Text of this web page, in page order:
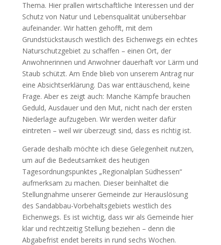
Thema. Hier prallen wirtschaftliche Interessen und der
Schutz von Natur und Lebensqualität unübersehbar
aufeinander. Wir hatten gehofft, mit dem
Grundstückstausch westlich des Eichenwegs ein echtes
Naturschutzgebiet zu schaffen – einen Ort, der
Anwohnerinnen und Anwohner dauerhaft vor Lärm und
Staub schützt. Am Ende blieb von unserem Antrag nur
eine Absichtserklärung. Das war enttäuschend, keine
Frage. Aber es zeigt auch: Manche Kämpfe brauchen
Geduld, Ausdauer und den Mut, nicht nach der ersten
Niederlage aufzugeben. Wir werden weiter dafür
eintreten – weil wir überzeugt sind, dass es richtig ist.
Gerade deshalb möchte ich diese Gelegenheit nutzen,
um auf die Bedeutsamkeit des heutigen
Tagesordnungspunktes „Regionalplan Südhessen“
aufmerksam zu machen. Dieser beinhaltet die
Stellungnahme unserer Gemeinde zur Herauslösung
des Sandabbau-Vorbehaltsgebiets westlich des
Eichenwegs. Es ist wichtig, dass wir als Gemeinde hier
klar und rechtzeitig Stellung beziehen – denn die
Abgabefrist endet bereits in rund sechs Wochen.